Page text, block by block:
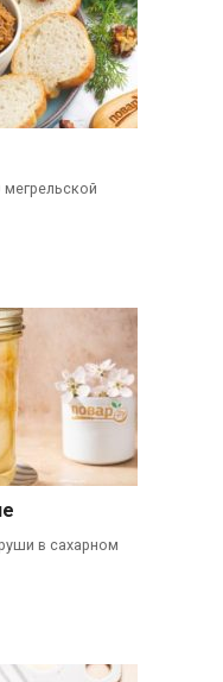
в сахарном